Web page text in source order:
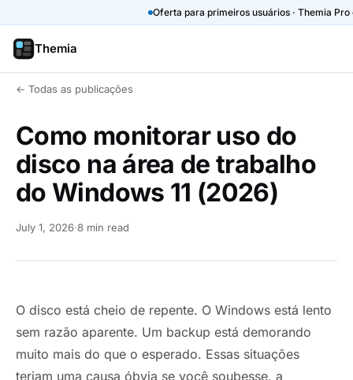
Oferta para primeiros usuários · Themia Pro
Themia
← Todas as publicações
Como monitorar uso do
disco na área de trabalho
do Windows 11 (2026)
July 1, 2026·8 min read
O disco está cheio de repente. O Windows está lento
sem razão aparente. Um backup está demorando
muito mais do que o esperado. Essas situações
teriam uma causa óbvia se você soubesse, a